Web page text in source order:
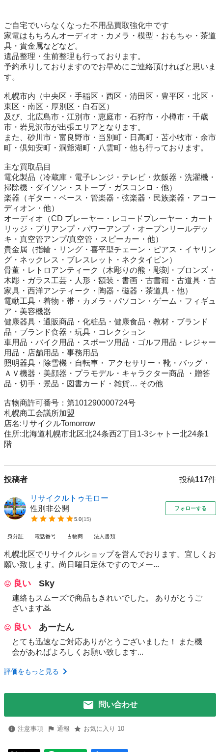
ご自宅でいらなくなった不用品買取強化中です
家電はもちろんオーディオ・カメラ・模型・おもちゃ・茶道
具・貴金属などなど。
遺品整理・生前整理も行っております。
予約承りしておりますのでお早めにご連絡頂ければと思いま
す。
札幌市内（中央区・手稲区・西区・清田区・豊平区・北区・
東区・南区・厚別区・白石区）
及び、北広島市・江別市・恵庭市・石狩市・小樽市・千歳
市・岩見沢市が出張エリアとなります。
また、砂川市・富良野市・当別町・日高町・苫小牧市・余市
町・倶知安町・洞爺湖町・八雲町・他も行っております。
主な買取品目
電化製品（冷蔵庫・電子レンジ・テレビ・炊飯器・洗濯機・
掃除機・ダイソン・ストーブ・ガスコンロ・他）
楽器（ギター・ベース・管楽器・弦楽器・民族楽器・アコー
ディオン・他）
オーディオ（CD プレーヤー・レコードプレーヤー・カート
リッジ・プリアンプ・パワーアンプ・オープンリールデッ
キ・真空管アンプ/真空管・スピーカー・他）
貴金属（指輪・リング・喜平型チェーン・ピアス・イヤリン
グ・ネックレス・ブレスレット・ネクタイピン）
骨董・レトロアンティーク（木彫りの熊・彫刻・ブロンズ・
木彫・ガラス工芸・人形・額装・書画・古書籍・古道具・古
家具・西洋アンティーク・陶器・磁器・茶道具・他）
電動工具・着物・帯・カメラ・パソコン・ゲーム・フィギュ
ア・美容機器
健康器具・通販商品・化粧品・健康食品・教材・ブランド
品・ブランド食器・玩具・コレクション
車用品・バイク用品・スポーツ用品・ゴルフ用品・レジャー
用品・店舗用品・事務用品
照明器具・除雪機・自転車・ アクセサリー・靴・バッグ・
ＡＶ機器・美顔器・プラモデル・キャラクター商品 ・贈答
品・切手・景品・図書カード・雑貨… その他
古物商許可番号：第101290000724号
札幌商工会議所加盟
店名:リサイクルTomorrow
住所:北海道札幌市北区北24条西2丁目1-3シャトー北24条1
階
投稿者 投稿117件
リサイクルトゥモロー
性別非公開
5.0(15)
フォローする
身分証 電話番号 古物商 法人書類
札幌北区でリサイクルショップを営んでおります。宜しくお
願い致します。尚日曜日定休ですのでメー...
良い Sky
連絡もスムーズで商品もきれいでした。 ありがとうご
ざいます🙇
良い あーたん
とても迅速なご対応ありがとうございました！ また機
会があればよろしくお願い致します...
評価をもっと見る
問い合わせ
注意事項 通報 お気に入り 10